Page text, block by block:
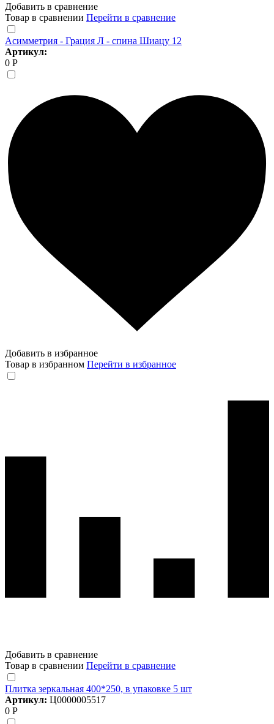
Добавить в сравнение
Товар в сравнении Перейти в сравнение
Асимметрия - Грация Л - спина Шиацу 12
Артикул:
0 Р
Добавить в избранное
Товар в избранном Перейти в избранное
Добавить в сравнение
Товар в сравнении Перейти в сравнение
Плитка зеркальная 400*250, в упаковке 5 шт
Артикул: Ц0000005517
0 Р